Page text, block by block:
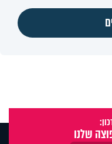
שלנו